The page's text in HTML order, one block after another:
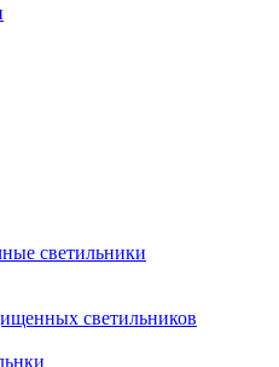
светильники
светильников